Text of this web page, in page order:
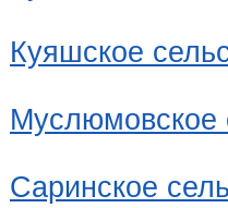
Куяшское
Муслюмовское
Саринское